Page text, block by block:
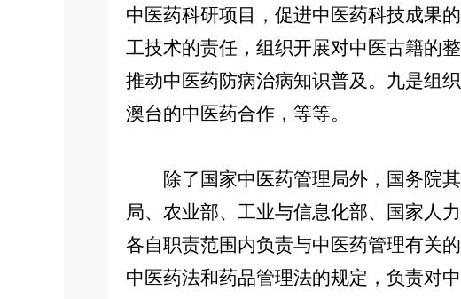
中医药科研项目，促进中医药科技成果
工技术的责任，组织开展对中医古籍的
推动中医药防病治病知识普及。九是组
澳台的中医药合作，等等。
除了国家中医药管理局外，国务院其
局、农业部、工业与信息化部、国家人
各自职责范围内负责与中医药管理有关
中医药法和药品管理法的规定，负责对